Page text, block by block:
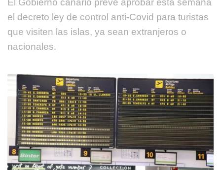
el decreto ley de control anti-Covid para turistas
que visiten las islas, ya sean extranjeros o
nacionales.